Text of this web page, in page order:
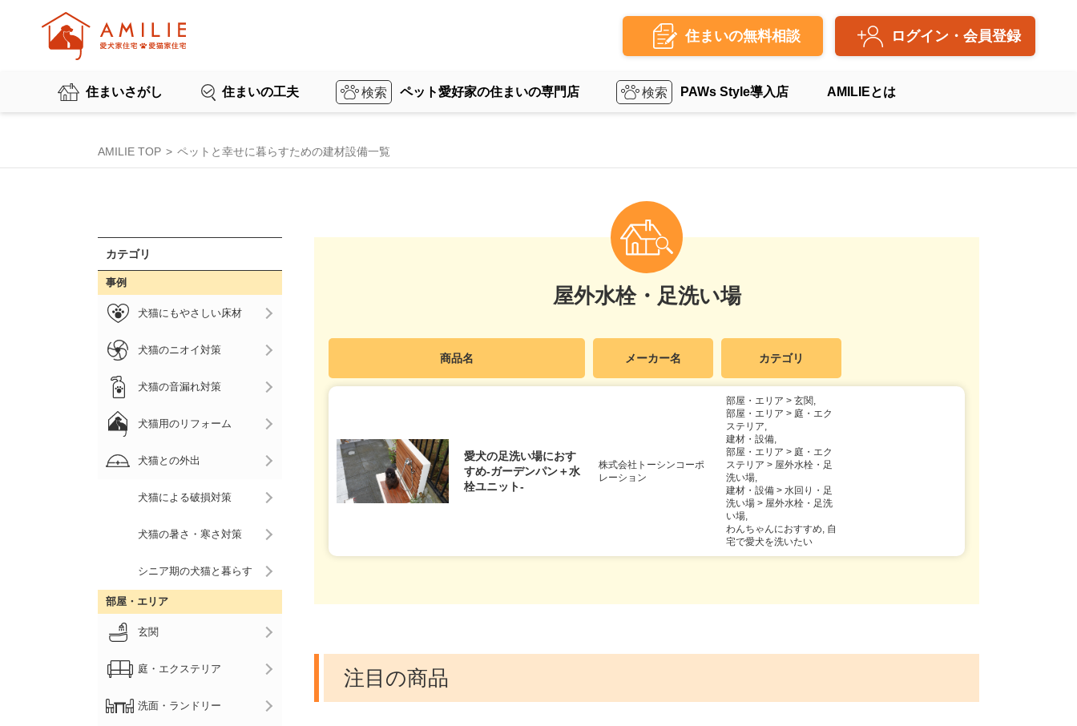
住まいの無料相談 ログイン・会員登録
住まいさがし 住まいの工夫 ペット愛好家の住まいの専門店 PAWs Style導入店 AMILIEとは
AMILIE TOP ペットと幸せに暮らすための建材設備一覧
屋外水栓・足洗い場
商品名 メーカー名 カテゴリ
愛犬の足洗い場におす
すめ-ガーデンパン＋水
栓ユニット-
株式会社トーシンコーポ
レーション
部屋・エリア > 玄関,
部屋・エリア > 庭・エク
ステリア,
建材・設備,
部屋・エリア > 庭・エク
ステリア > 屋外水栓・足
洗い場,
建材・設備 > 水回り・足
洗い場 > 屋外水栓・足洗
い場,
わんちゃんにおすすめ, 自
宅で愛犬を洗いたい
注目の商品
カテゴリ
事例
犬猫にもやさしい床材
犬猫のニオイ対策
犬猫の音漏れ対策
犬猫用のリフォーム
犬猫との外出
犬猫による破損対策
犬猫の暑さ・寒さ対策
シニア期の犬猫と暮らす
部屋・エリア
玄関
庭・エクステリア
洗面・ランドリー